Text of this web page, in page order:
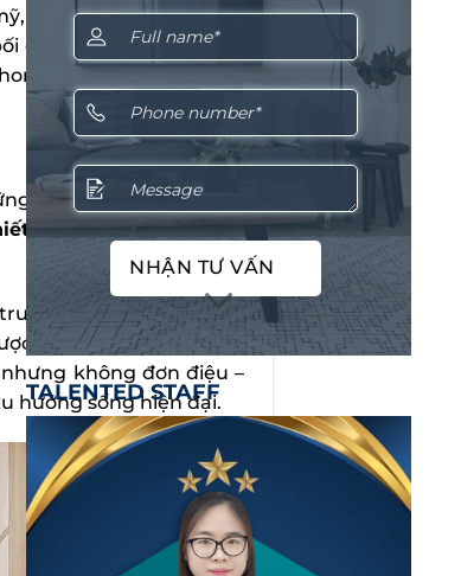
tối giản và công năng
cảnh không gian sống
cách Nhật Bản trở
không gian sống đơn
kế nội thất chung cư
vào đường nét tinh
sự thoáng đãng, nhẹ
không đơn điệu –
hướng sống hiện đại.
NHẬN TƯ VẤN
TALENTED STAFF